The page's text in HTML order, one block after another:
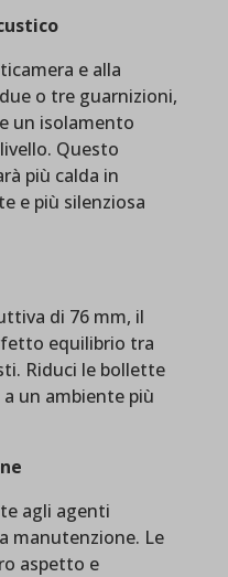
e alla
o tre guarnizioni,
un isolamento
Questo
più calda in
e più silenziosa
di 76 mm, il
equilibrio tra
Riduci le bollette
un ambiente più
agli agenti
manutenzione. Le
aspetto e